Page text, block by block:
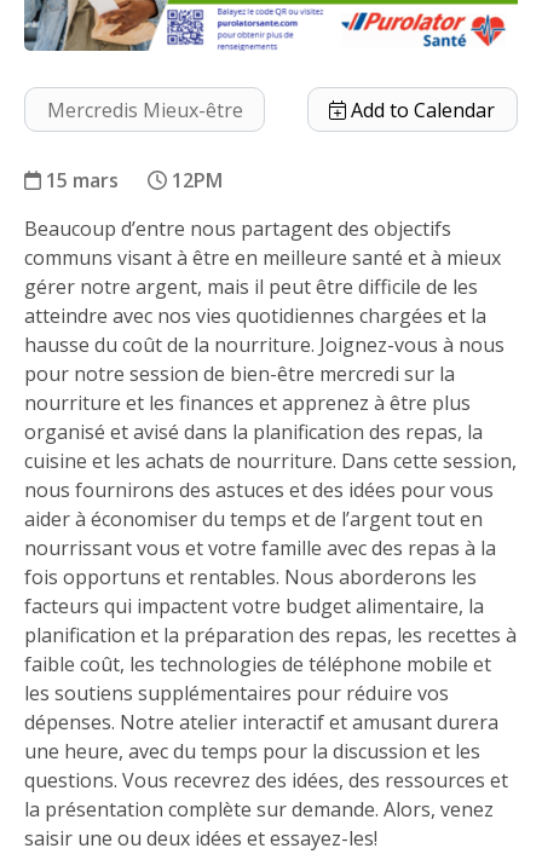
Mercredis Mieux-être Add to Calendar
15 mars 12PM
Alimentation et finances
Beaucoup d’entre nous partagent des objectifs
communs visant à être en meilleure santé et à mieux
gérer notre argent, mais il peut être difficile de les
atteindre avec nos vies quotidiennes chargées et la
hausse du coût de la nourriture. Joignez-vous à nous
pour notre session de bien-être mercredi sur la
nourriture et les finances et apprenez à être plus
organisé et avisé dans la planification des repas, la
cuisine et les achats de nourriture. Dans cette session,
nous fournirons des astuces et des idées pour vous
aider à économiser du temps et de l’argent tout en
nourrissant vous et votre famille avec des repas à la
fois opportuns et rentables. Nous aborderons les
facteurs qui impactent votre budget alimentaire, la
planification et la préparation des repas, les recettes à
faible coût, les technologies de téléphone mobile et
les soutiens supplémentaires pour réduire vos
dépenses. Notre atelier interactif et amusant durera
une heure, avec du temps pour la discussion et les
questions. Vous recevrez des idées, des ressources et
la présentation complète sur demande. Alors, venez
saisir une ou deux idées et essayez-les!